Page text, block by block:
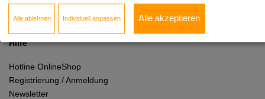
Cookie Einstellungen
Hilfe
Hotline OnlineShop
Registrierung / Anmeldung
Newsletter
Alle ablehnen Individuell anpassen Alle akzeptieren